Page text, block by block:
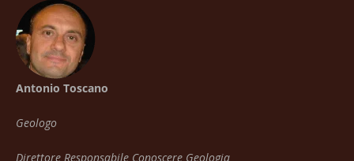
Antonio Toscano
Geologo
Direttore Responsabile Conoscere Geologia